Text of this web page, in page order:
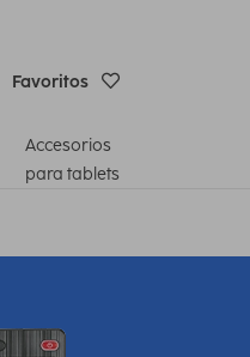
Favoritos
Accesorios
para tablets